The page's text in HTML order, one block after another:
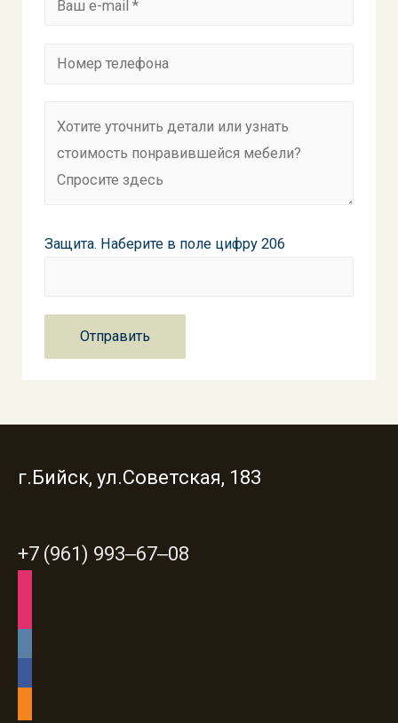
Защита. Наберите в поле цифру 206
г.Бийск, ул.Советская, 183
+7 (961) 993‒67‒08